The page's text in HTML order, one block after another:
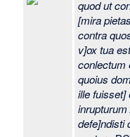
quod ut
[mira
contra
v]ox tua
conlectum
quoius
ille fuisset]
defe]ndisti